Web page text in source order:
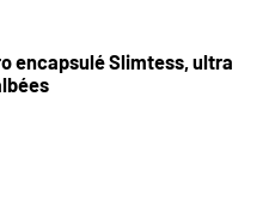
encapsulé Slimtess, ultra